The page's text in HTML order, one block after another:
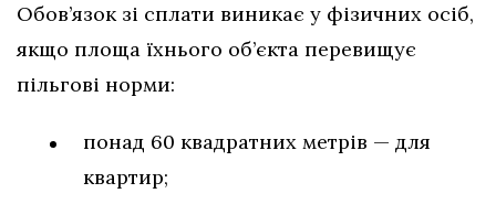
Обов’язок зі сплати виникає у фізичних осіб,
якщо площа їхнього об’єкта перевищує
пільгові норми:
понад 60 квадратних метрів — для
квартир;